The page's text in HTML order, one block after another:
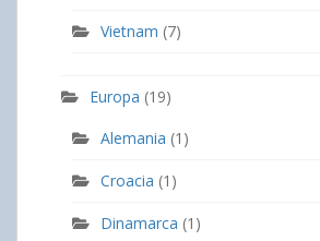
Vietnam (7)
Europa (19)
Alemania (1)
Croacia (1)
Dinamarca (1)